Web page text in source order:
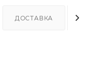
ДОСТАВКА